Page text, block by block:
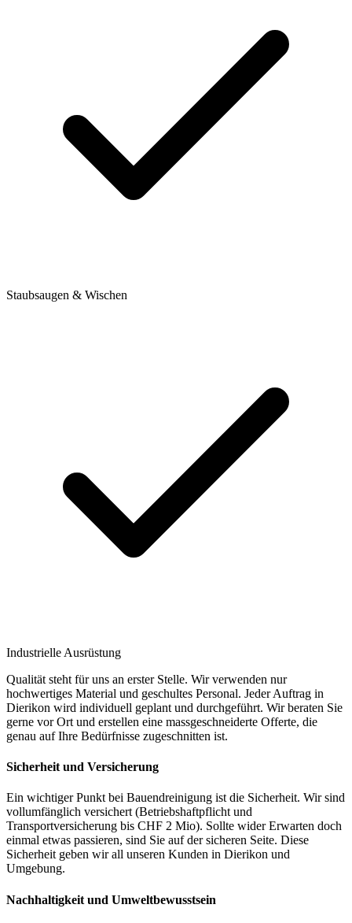
Staubsaugen & Wischen
Industrielle Ausrüstung
Qualität steht für uns an erster Stelle. Wir verwenden nur
hochwertiges Material und geschultes Personal. Jeder Auftrag in
Dierikon wird individuell geplant und durchgeführt. Wir beraten Sie
gerne vor Ort und erstellen eine massgeschneiderte Offerte, die
genau auf Ihre Bedürfnisse zugeschnitten ist.
Sicherheit und Versicherung
Ein wichtiger Punkt bei Bauendreinigung ist die Sicherheit. Wir sind
vollumfänglich versichert (Betriebshaftpflicht und
Transportversicherung bis CHF 2 Mio). Sollte wider Erwarten doch
einmal etwas passieren, sind Sie auf der sicheren Seite. Diese
Sicherheit geben wir all unseren Kunden in Dierikon und
Umgebung.
Nachhaltigkeit und Umweltbewusstsein